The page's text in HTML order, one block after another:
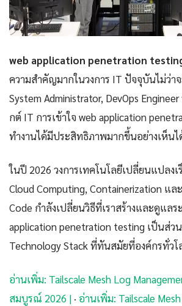
web application penetration
ความสำคัญมากในวงการ IT ปัจจุบันไม่ว่า
System Administrator, DevOps
กต์ IT การเข้าใจ web application
ทำงานได้มีประสิทธิภาพมากขึ้นอย่างเห็น
ในปี 2026 วงการเทคโนโลยีเปลี่ยนแปลงเ
Cloud Computing, Containerization แล
Code กำลังเปลี่ยนวิธีที่เราสร้างและดูแล
application penetration testing เป็นส่ว
Technology Stack ที่ทันสมัยที่องค์กรทั่วโ
อ่านเพิ่ม: Tailscale Mesh Log
สมบูรณ์ 2026 | · อ่านเพิ่ม: Tailscale